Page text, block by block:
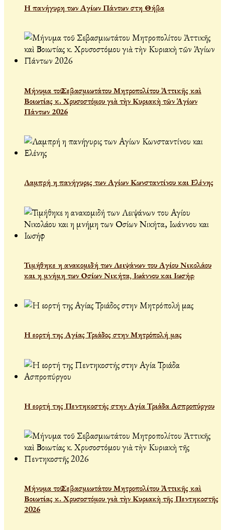
Η πανήγυρη των Αγίων Πάντων στη Θήβα
Μήνυμα τοῦ Σεβασμιωτάτου Μητροπολίτου Ἀττικῆς καὶ
Βοιωτίας κ. Χρυσοστόμου γιὰ τὴν Κυριακὴ τῶν Ἁγίων
Πάντων 2026
Λαμπρή η πανήγυρις των Αγίων Κωνσταντίνου και Ελένης
Τιμήθηκε η ανακομιδή των Λειψάνων του Αγίου Νικολάου
και η μνήμη των Οσίων Νικήτα, Ιωάννου και Ιωσήφ
Η εορτή της Αγίας Τριάδος στην Μητρόπολή μας
Η εορτή της Πεντηκοστής στην Αγία Τριάδα Ασπροπύργου
Μήνυμα τοῦ Σεβασμιωτάτου Μητροπολίτου Ἀττικῆς καὶ
Βοιωτίας κ. Χρυσοστόμου γιὰ τὴν Κυριακὴ τῆς Πεντηκοστῆς
2026